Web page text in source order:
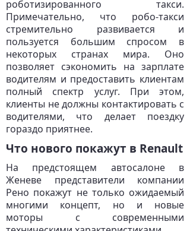
роботизированного такси.
Примечательно, что робо-такси
стремительно развивается и
пользуется большим спросом в
некоторых странах мира. Оно
позволяет сэкономить на зарплате
водителям и предоставить клиентам
полный спектр услуг. При этом,
клиенты не должны контактировать с
водителями, что делает поездку
гораздо приятнее.
Что нового покажут в Renault
На предстоящем автосалоне в
Женеве представители компании
Рено покажут не только ожидаемый
многими концепт, но и новые
моторы с современными